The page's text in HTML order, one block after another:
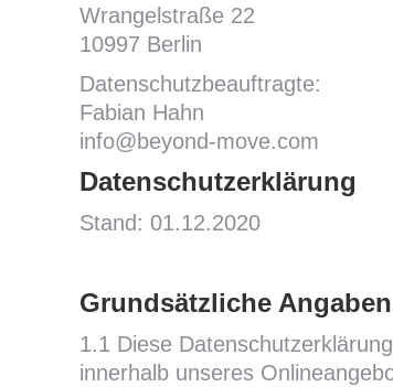
Wrangelstraße 22
10997 Berlin
Datenschutzbeauftragte:
Fabian Hahn
info@beyond-move.com
Datenschutzerklärung
Stand: 01.12.2020
Grundsätzliche
1.1 Diese
innerhalb unseres